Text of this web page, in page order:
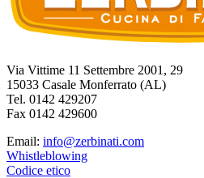
Via Vittime 11 Settembre 2001, 29
15033 Casale Monferrato (AL)
Tel. 0142 429207
Fax 0142 429600
Email: info@zerbinati.com
Whistleblowing
Codice etico